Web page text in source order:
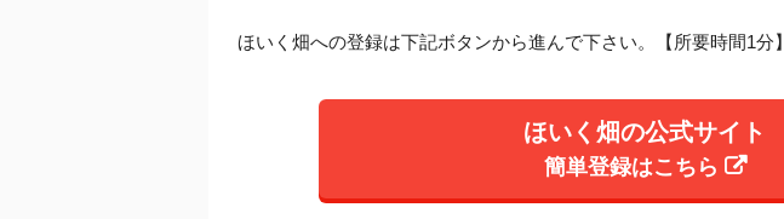
ほいく畑への登録は下記ボタンから進んで下さい。【所要時間1分】
ほいく畑の公式サイト
簡単登録はこちら